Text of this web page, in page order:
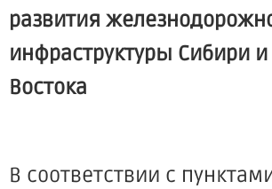
развития
инфраструктуры Сибири
Востока
В соответствии с